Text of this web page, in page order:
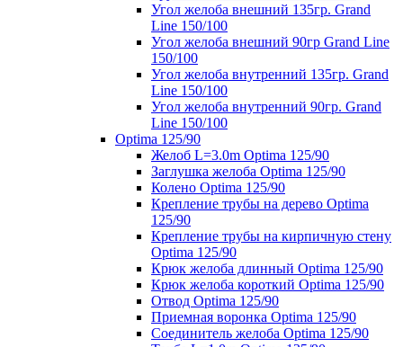
Угол желоба внешний 135гр. Grand
Line 150/100
Угол желоба внешний 90гр Grand Line
150/100
Угол желоба внутренний 135гр. Grand
Line 150/100
Угол желоба внутренний 90гр. Grand
Line 150/100
Optima 125/90
Желоб L=3.0m Optima 125/90
Заглушка желоба Optima 125/90
Колено Optima 125/90
Крепление трубы на дерево Optima
125/90
Крепление трубы на кирпичную стену
Optima 125/90
Крюк желоба длинный Optima 125/90
Крюк желоба короткий Optima 125/90
Отвод Optima 125/90
Приемная воронка Optima 125/90
Соединитель желоба Optima 125/90